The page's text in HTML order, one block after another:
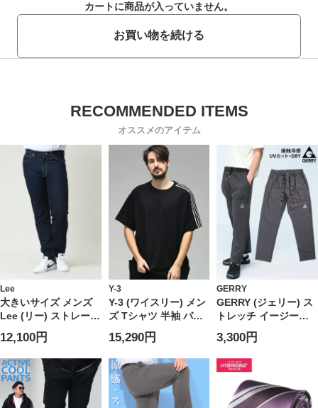
カートに商品が入っていません。
お買い物を続ける
オススメのアイテム
Lee
大きいサイズ メンズ
Lee (リー) ストレート
ジップフライ ジーン
ズ 201 STRAIGHT
CUT
12,100円
Y-3
Y-3 (ワイスリー) メン
ズ Tシャツ 半袖 バッ
ク ロゴ スリーストラ
イプ クルーネック カ
ットソー Tシャツ
Y3KQ9793
15,290円
GERRY
GERRY (ジェリー) ス
トレッチ イージーパ
ンツ UVカット ドライ
冷感 テーパードパン
ツ ナイロン ジャージ
スポーツ アウトドア
ランニング ユニセッ
クス
3,300円